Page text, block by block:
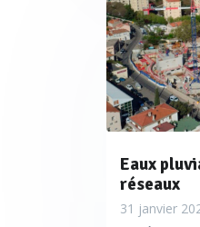
Eaux
réseaux
31 janvier